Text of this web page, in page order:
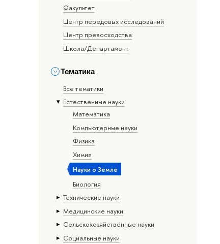
Факультет
Центр передовых исследований
Центр превосходства
Школа/Департамент
Тематика
Все тематики
Естественные науки
Математика
Компьютерные науки
Физика
Химия
Науки о Земле
Биология
Тех­ничес­кие науки
Медицинские науки
Сельскохозяйственные науки
Социальные науки